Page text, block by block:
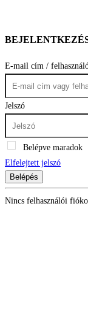
E-mail cím /
Jelszó
Belépve maradok
Elfelejtett jelszó
Belépés
Nincs felhasználói